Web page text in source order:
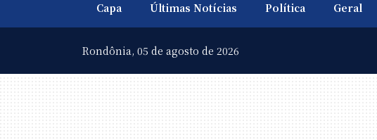
Capa Últimas Notícias Política Geral
Rondônia, 05 de agosto de 2026